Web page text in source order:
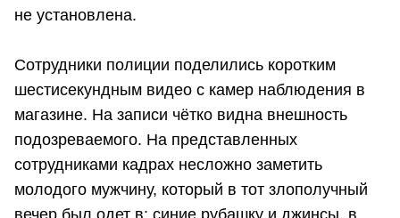
не установлена.
Сотрудники полиции поделились коротким
шестисекундным видео с камер наблюдения в
магазине. На записи чётко видна внешность
подозреваемого. На представленных
сотрудниками кадрах несложно заметить
молодого мужчину, который в тот злополучный
вечер был одет в: синие рубашку и джинсы, в